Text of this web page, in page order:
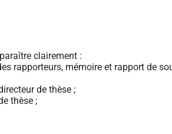
clairement :
rapporteurs, mémoire et rapport de
de thèse ;
thèse ;